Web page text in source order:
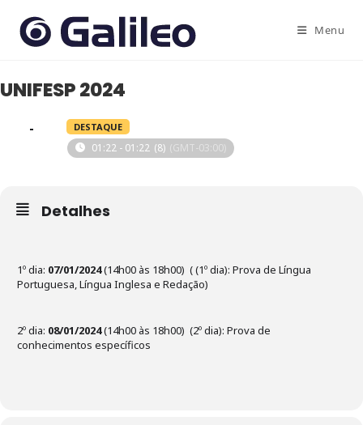
para
Menu
UNIFESP 2024
DESTAQUE
01:22 - 01:22 (8) (GMT-03:00)
Detalhes
1º dia: 07/01/2024(14h00 às 18h00) ( (1º dia): Prova de Língua
Portuguesa, Língua Inglesa e Redação)
2º dia: 08/01/2024(14h00 às 18h00) (2º dia): Prova de
conhecimentos específicos